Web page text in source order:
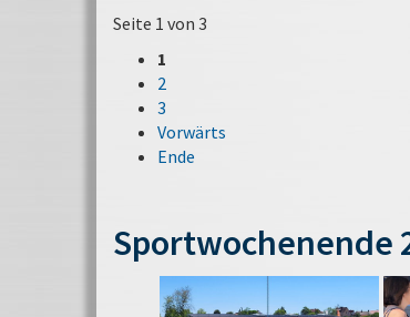
Seite 1 von 3
1
2
3
Vorwärts
Ende
Sportwochenende